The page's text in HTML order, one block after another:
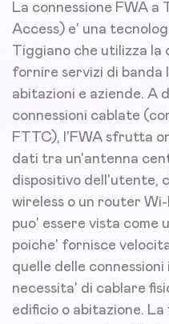
La connessione FWA a
Access) e' una
Tiggiano che utilizza la
fornire servizi di banda
abitazioni e aziende. A
connessioni cablate
FTTC), l'FWA sfrutta
dati tra un'antenna
dispositivo dell'utente,
wireless o un router
puo' essere vista come
poiche' fornisce
quelle delle
necessita' di cablare
edificio o abitazione.